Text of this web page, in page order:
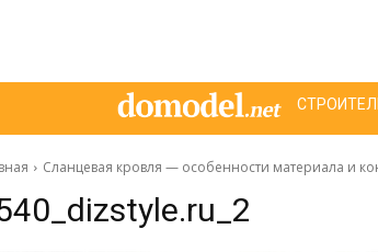
Сланцевая кровля — особенности материала и